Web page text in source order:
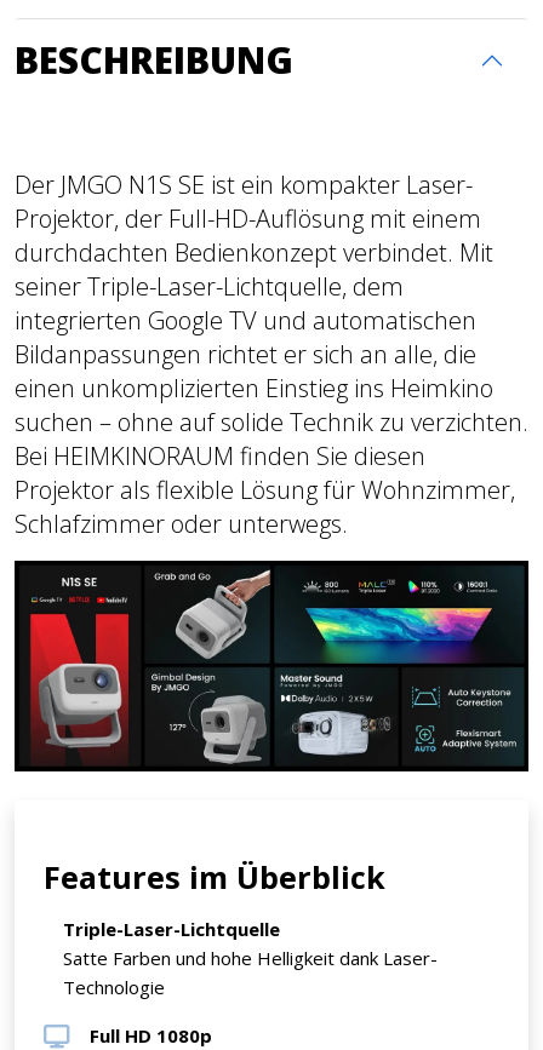
BESCHREIBUNG
Der JMGO N1S SE ist ein kompakter Laser-
Projektor, der Full-HD-Auflösung mit einem
durchdachten Bedienkonzept verbindet. Mit
seiner Triple-Laser-Lichtquelle, dem
integrierten Google TV und automatischen
Bildanpassungen richtet er sich an alle, die
einen unkomplizierten Einstieg ins Heimkino
suchen – ohne auf solide Technik zu verzichten.
Bei HEIMKINORAUM finden Sie diesen
Projektor als flexible Lösung für Wohnzimmer,
Schlafzimmer oder unterwegs.
Features im Überblick
Triple-Laser-Lichtquelle
Satte Farben und hohe Helligkeit dank Laser-
Technologie
Full HD 1080p